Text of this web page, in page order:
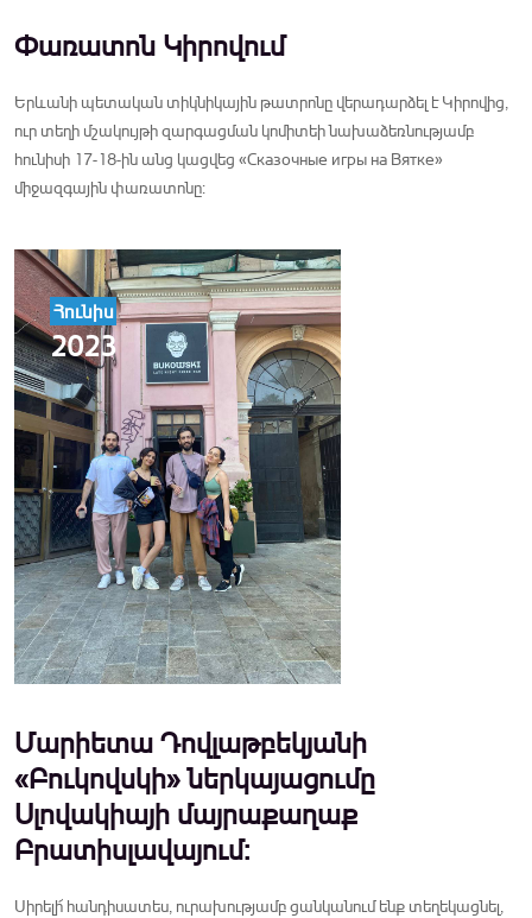
Փառատոն Կիրովում
Երևանի պետական տիկնիկային թատրոնը վերադարձել է Կիրովից,
ուր տեղի մշակույթի զարգացման կոմիտեի նախաձեռնությամբ
հունիսի 17-18-ին անց կացվեց «Сказочные игры на Вятке»
միջազգային փառատոնը:
Հունիս
2023
Մարիետա Դովլաթբեկյանի
«Բուկովսկի» ներկայացումը
Սլովակիայի մայրաքաղաք
Բրատիսլավայում:
Սիրելի՜ հանդիսատես, ուրախությամբ ցանկանում ենք տեղեկացնել,